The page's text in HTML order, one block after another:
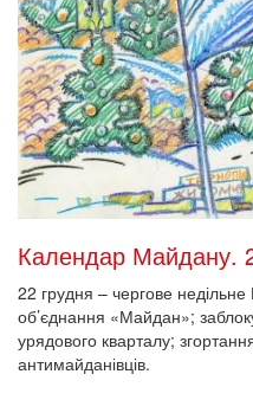
Календар Майдану.
22 грудня – чергове
об’єднання «Майдан»;
урядового кварталу;
антимайданівців.